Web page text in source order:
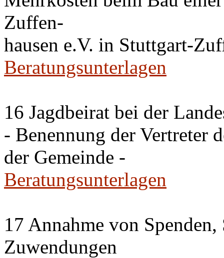
Zuffen-
hausen e.V. in Stuttgart-
Beratungsunterlagen
16 Jagdbeirat bei der
- Benennung der Vertreter
der Gemeinde -
Beratungsunterlagen
17 Annahme von
Zuwendungen